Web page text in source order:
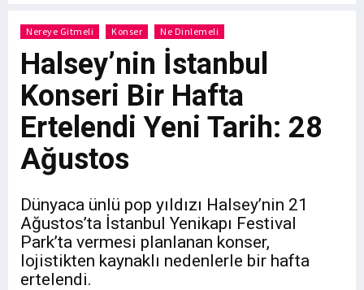
Nereye Gitmeli Konser Ne Dinlemeli
Halsey’nin İstanbul
Konseri Bir Hafta
Ertelendi Yeni Tarih: 28
Ağustos
Dünyaca ünlü pop yıldızı Halsey’nin 21
Ağustos’ta İstanbul Yenikapı Festival
Park’ta vermesi planlanan konser,
lojistikten kaynaklı nedenlerle bir hafta
ertelendi.